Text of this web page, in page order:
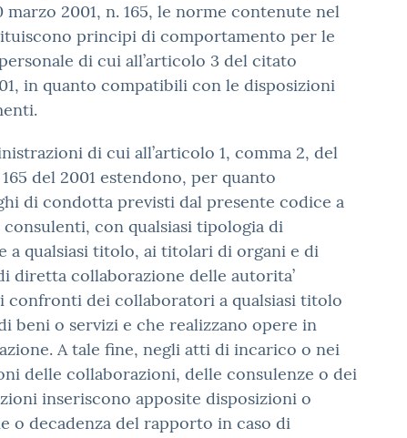
2001, n. 165, le norme contenute nel
principi di comportamento per le
di cui all’articolo 3 del citato
in quanto compatibili con le disposizioni
di cui all’articolo 1, comma 2, del
del 2001 estendono, per quanto
di condotta previsti dal presente codice a
con qualsiasi tipologia di
a qualsiasi titolo, ai titolari di organi e di
diretta collaborazione delle autorita’
confronti dei collaboratori a qualsiasi titolo
beni o servizi e che realizzano opere in
A tale fine, negli atti di incarico o nei
delle collaborazioni, delle consulenze o dei
inseriscono apposite disposizioni o
o decadenza del rapporto in caso di